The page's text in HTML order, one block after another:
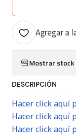
Agregar a
Mostrar stock
DESCRIPCIÓN
Hacer click aquí
Hacer click aquí
Hacer click aquí